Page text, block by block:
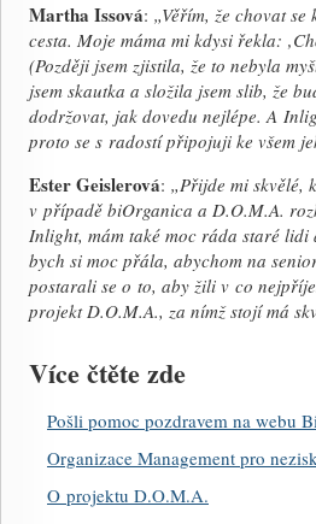
Martha Issová: „Věřím, že chovat
cesta. Moje máma mi kdysi řekla:
(Později jsem zjistila, že to nebyla
jsem skautka a složila jsem slib, že
dodržovat, jak dovedu nejlépe. A
proto se s radostí připojuji ke všem
Ester Geislerová: „Přijde mi skvělé,
v případě biOrganica a D.O.M.A.
Inlight, mám také moc ráda staré
bych si moc přála, abychom na
postarali se o to, aby žili v co
projekt D.O.M.A., za nímž stojí má
Více čtěte zde
Pošli pomoc pozdravem na webu
Organizace Management pro
O projektu D.O.M.A.